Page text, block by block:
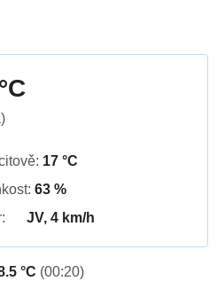
17 °C
63 %
JV, 4 km/h
°C (00:20)